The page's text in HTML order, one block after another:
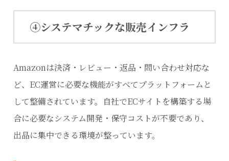
④システマチックな販売インフラ
Amazonは決済・レビュー・返品・問い合わせ対応な
ど、EC運営に必要な機能がすべてプラットフォームと
して整備されています。自社でECサイトを構築する場
合に必要なシステム開発・保守コストが不要であり、
出品に集中できる環境が整っています。